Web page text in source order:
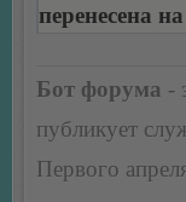
перенесена
Бот форума -
публикует
Первого